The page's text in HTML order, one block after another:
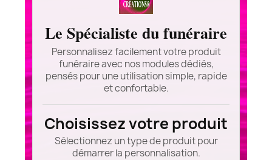
Le Spécialiste du funéraire
Personnalisez facilement votre produit
funéraire avec nos modules dédiés,
pensés pour une utilisation simple, rapide
et confortable.
Choisissez votre produit
Sélectionnez un type de produit pour
démarrer la personnalisation.